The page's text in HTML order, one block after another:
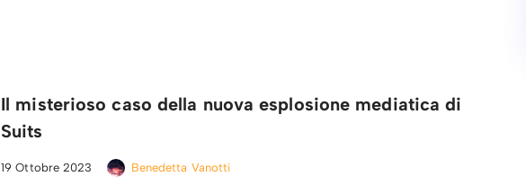
Il misterioso caso della nuova esplosione mediatica di
Suits
19 Ottobre 2023 Benedetta Vanotti